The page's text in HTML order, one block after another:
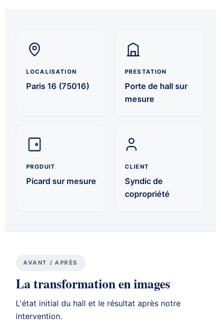
LOCALISATION
Paris 16 (75016)
PRESTATION
Porte de hall sur
mesure
PRODUIT
Picard sur mesure
CLIENT
Syndic de
copropriété
AVANT / APRÈS
La transformation en images
L'état initial du hall et le résultat après notre
intervention.